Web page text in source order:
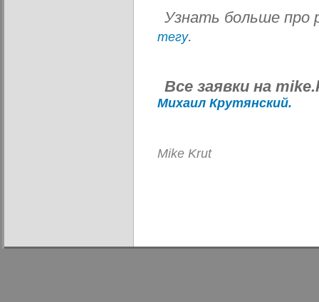
Узнать больше
тегу.
Михаил Крутянский.
Mike Krut